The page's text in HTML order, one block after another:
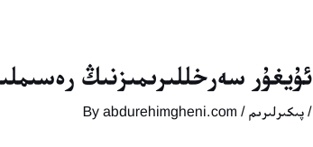
ئۇيغۇر سەرخللىرىمىزنىڭ
/ پىكىرلىرىم/ By
abdurehimgheni.com